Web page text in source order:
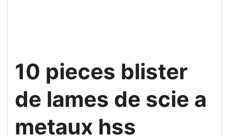
10 pieces blister
de lames de scie a
metaux hss